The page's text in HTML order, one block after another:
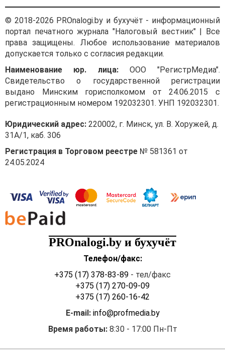
1.2. План счетов
бухгалтерского учета
организации (приложение
1.3. Разработанные
организацией для
применения формы
документов (приложение 2
1.4. Применяемые
Положению);
1.5. График движения
бухгалтерского учета
(приложение 4 к
Положению);
1.6. Порядок проведения
инвентаризации активов и
(приложение 5 к
Положению).
© 2018-2026 PROnalogi.by и бухучёт - информационный
портал печатного журнала "Налоговый вестник" | Все
права защищены. Любое использование материалов
допускается только с согласия редакции.
Наименование юр. лица:ООО "РегистрМедиа".
Свидетельство о государственной регистрации
выдано Минским горисполкомом от 24.06.2015 с
регистрационным номером 192032301. УНП 192032301.
Юридический адрес: 220002, г. Минск, ул. В. Хоружей, д.
31А/1, каб. 306
Регистрация в Торговом реестре № 581361 от
24.05.2024
PROnalogi.by и бухучёт
Телефон/факс:
+375 (17) 378-83-89 - тел/факс
+375 (17) 270-09-09
+375 (17) 260-16-42
E-mail: info@profmedia.by
Время работы:8:30 - 17:00 Пн-Пт